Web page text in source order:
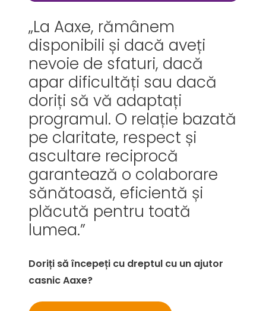
„La Aaxe, rămânem
disponibili și dacă aveți
nevoie de sfaturi, dacă
apar dificultăți sau dacă
doriți să vă adaptați
programul. O relație bazată
pe claritate, respect și
ascultare reciprocă
garantează o colaborare
sănătoasă, eficientă și
plăcută pentru toată
lumea.”
Doriți să începeți cu dreptul cu un ajutor
casnic Aaxe?